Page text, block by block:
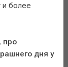
и более
про
дня у